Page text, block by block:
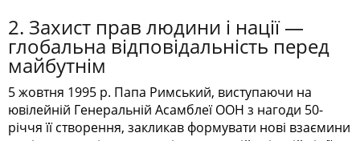
2. Захист прав людини і нації —
глобальна відповідальність перед
майбутнім
5 жовтня 1995 р. Папа Римський, виступаючи на
ювілейній Генеральній Асамблеї ООН з нагоди 50-
річчя її створення, закликав формувати нові взаємини